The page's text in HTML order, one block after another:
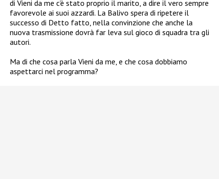
di Vieni da me c’è stato proprio il marito, a dire il vero sempre
favorevole ai suoi azzardi. La Balivo spera di ripetere il
successo di Detto fatto, nella convinzione che anche la
nuova trasmissione dovrà far leva sul gioco di squadra tra gli
autori.
Ma di che cosa parla Vieni da me, e che cosa dobbiamo
aspettarci nel programma?